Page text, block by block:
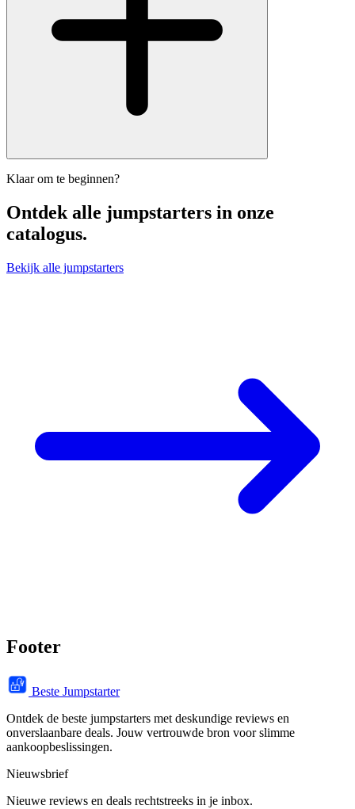
Klaar om te beginnen?
Ontdek alle jumpstarters in onze
catalogus.
Bekijk alle jumpstarters
Footer
Beste Jumpstarter
Ontdek de beste jumpstarters met deskundige reviews en
onverslaanbare deals. Jouw vertrouwde bron voor slimme
aankoopbeslissingen.
Nieuwsbrief
Nieuwe reviews en deals rechtstreeks in je inbox.